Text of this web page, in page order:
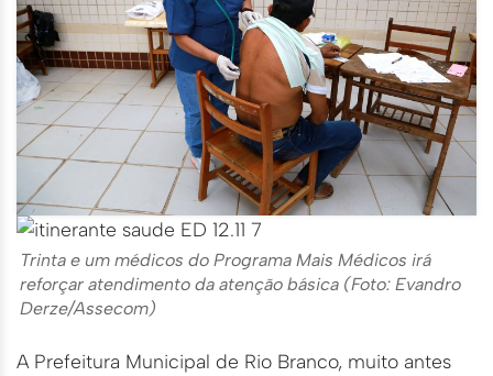
Trinta e um médicos do Programa Mais Médicos irá
reforçar atendimento da atenção básica (Foto: Evandro
Derze/Assecom)
A Prefeitura Municipal de Rio Branco, muito antes